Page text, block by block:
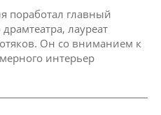
поработал главный
лауреат
Он со вниманием к
интерьер